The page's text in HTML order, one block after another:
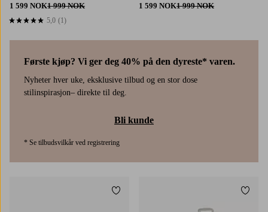
1 599 NOK1 999 NOK
5,0 basert på 1 karaktergivninger
5,0 (1)
Første kjøp? Vi ger deg 40% på den dyreste* varen.
Nyheter hver uke, eksklusive tilbud og en stor dose
stilinspirasjon– direkte til deg.
Bli kunde
* Se tilbudsvilkår ved registrering
1 599 NOK1 999 NOK
Legg til favoritter